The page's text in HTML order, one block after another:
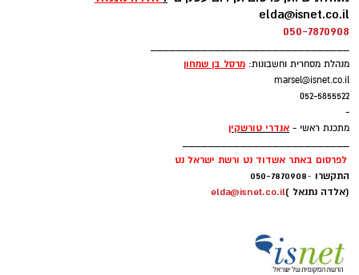
מניגריה ואחרי כמה שנים בתיכונים הגיע לג'ורג'טאון
שם שיחק תחת פטריק יואינג. בעונתו השנייה
חסימות למשחק.
elda@isnet.co.il
050-7870908
_______________________________
מנהלת מסחרית וחשבונות: מרסל בן שמחון
marsel@isnet.co.il
052-5855522
-
מתכנת ראשי - אנדרי טורשקין
__________________________
לפרסום באתר אשדוד נט ורשת ישראל נט
התקשרו -
050-7870908
(אלדה נתנאל )elda@isnet.co.il